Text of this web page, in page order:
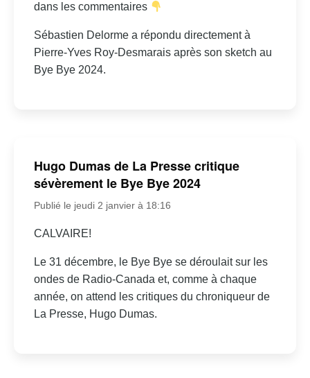
dans les commentaires
Sébastien Delorme a répondu directement à
Pierre-Yves Roy-Desmarais après son sketch au
Bye Bye 2024.
Hugo Dumas de La Presse critique
sévèrement le Bye Bye 2024
Publié le jeudi 2 janvier à 18:16
CALVAIRE!
Le 31 décembre, le Bye Bye se déroulait sur les
ondes de Radio-Canada et, comme à chaque
année, on attend les critiques du chroniqueur de
La Presse, Hugo Dumas.